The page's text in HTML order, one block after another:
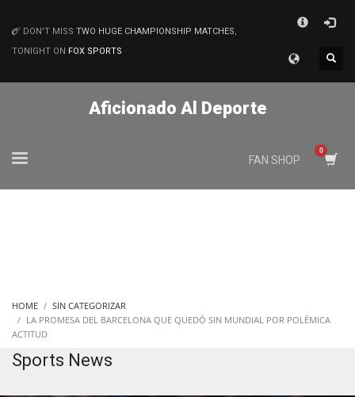
MATCHES
DON'T MISS TWO HUGE CHAMPIONSHIP MATCHES,
TONIGHT ON FOX SPORTS
Aficionado Al Deporte
FAN SHOP
HOME
SIN CATEGORIZAR
LA PROMESA DEL BARCELONA QUE QUEDÓ SIN MUNDIAL POR POLÉMICA
ACTITUD
Sports News